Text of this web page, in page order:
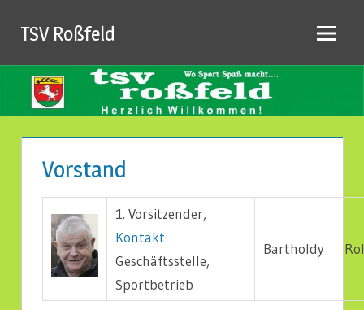
Inhalt
TSV Roßfeld
Vorstand
1. Vorsitzender,
Kontakt
Geschäftsstelle,
Sportbetrieb
Bartholdy